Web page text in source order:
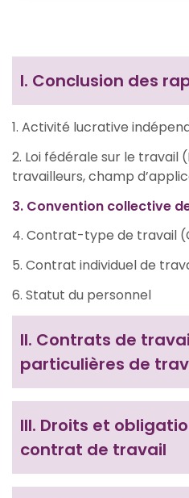
I. Conclusion des
1. Activité lucrative
2. Loi fédérale sur le travail
travailleurs, champ
3. Convention collective
4. Contrat-type de travail
5. Contrat individuel de
6. Statut du personnel
II. Contrats de
particulières de
III. Droits et
contrat de travail